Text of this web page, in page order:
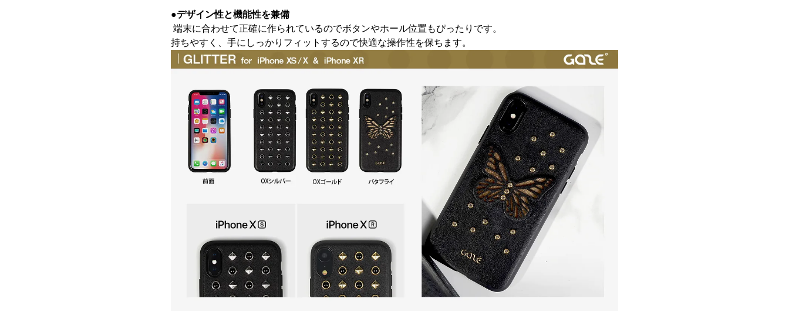
●デザイン性と機能性を兼備
端末に合わせて正確に作られているのでボタンやホール位置もぴったりです。
持ちやすく、手にしっかりフィットするので快適な操作性を保ちます。